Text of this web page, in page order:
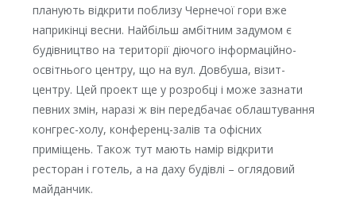
планують відкрити поблизу Чернечої гори вже
наприкінці весни. Найбільш амбітним задумом є
будівництво на території діючого інформаційно-
освітнього центру, що на вул. Довбуша, візит-
центру. Цей проект ще у розробці і може зазнати
певних змін, наразі ж він передбачає облаштування
конгрес-холу, конференц-залів та офісних
приміщень. Також тут мають намір відкрити
ресторан і готель, а на даху будівлі – оглядовий
майданчик.